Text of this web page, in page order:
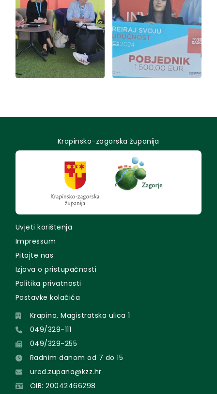
Krapinsko-zagorska županija
Uvjeti korištenja
Impressum
Pitajte nas
Izjava o pristupačnosti
Politika privatnosti
Postavke kolačića
Krapina, Magistratska ulica 1
049/329-111
049/329-255
Radnim danom od 7 do 15
ured.zupana@kzz.hr
OIB: 20042466298